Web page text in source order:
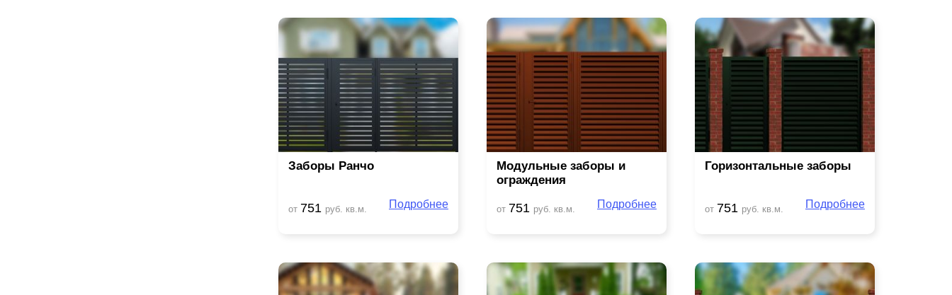
Заборы Ранчо
от 751 руб. кв.м. Подробнее
Модульные заборы и
ограждения
от 751 руб. кв.м. Подробнее
Горизонтальные заборы
от 751 руб. кв.м. Подробнее